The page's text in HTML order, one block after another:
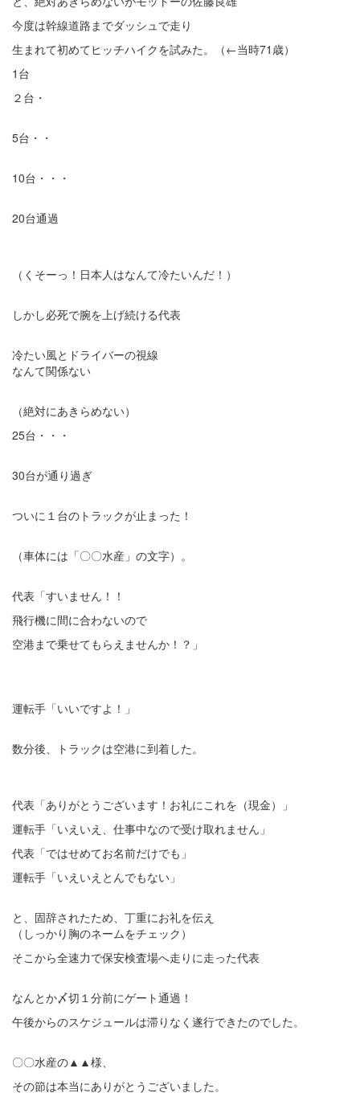
今度は幹線道路までダッシュで走り
生まれて初めてヒッチハイクを試みた。（←当時71 歳）
1台
２台・
5台・・
10台・・・
20台通過
（くそーっ！日本人はなんて冷たいんだ！）
しかし必死で腕を上げ続ける代表
冷たい風とドライバーの視線
なんて関係ない
（絶対にあきらめない）
25台・・・
30台が通り過ぎ
ついに１台のトラックが止まった！
（車体には「〇〇水産」の文字）。
代表「すいません！！
飛行機に間に合わないので
空港まで乗せてもらえませんか！？」
運転手「いいですよ！」
数分後、トラックは空港に到着した。
代表「ありがとうございます！お礼にこれを（現金）」
運転手「いえいえ、仕事中なので受け取れません」
代表「ではせめてお名前だけでも」
運転手「いえいえとんでもない」
と、固辞されたため、丁重にお礼を伝え
（しっかり胸のネームをチェック）
そこから全速力で保安検査場へ走りに走った代表
なんとか〆切１分前にゲート通過！
午後からのスケジュールは滞りなく遂行できたのでした。
〇〇水産の▲▲様、
その節は本当にありがとうございました。